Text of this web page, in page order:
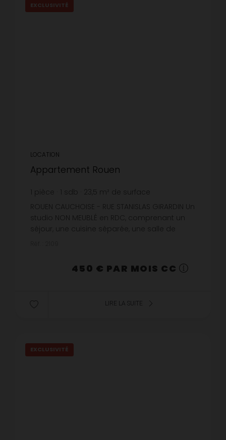
EXCLUSIVITÉ
LOCATION
Appartement Rouen
1 pièce 1 sdb 23,5 m² de surface
19,15 €
prix / m²
ROUEN CAUCHOISE - RUE STANISLAS GIRARDIN Un
studio NON MEUBLÉ en RDC, comprenant un
séjour, une cuisine séparée, une salle de
450 € PAR MOIS CC
LIRE LA SUITE
EXCLUSIVITÉ